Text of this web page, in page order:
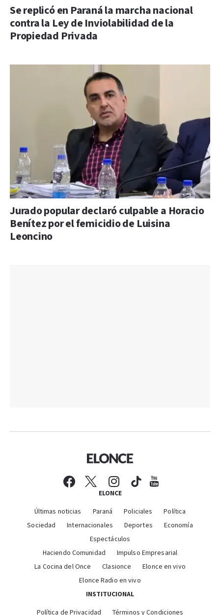
Se replicó en Paraná la marcha nacional
contra la Ley de Inviolabilidad de la
Propiedad Privada
Jurado popular declaró culpable a Horacio
Benítez por el femicidio de Luisina
Leoncino
ELONCE
Últimas noticias Paraná Policiales
Política
Sociedad
Internacionales Deportes
Economía
Espectáculos
Haciendo Comunidad
Impulso Empresarial
La Cocina del Once
Clasionce
Elonce en vivo
Elonce Radio en vivo
INSTITUCIONAL
Política de Privacidad Términos y Condiciones